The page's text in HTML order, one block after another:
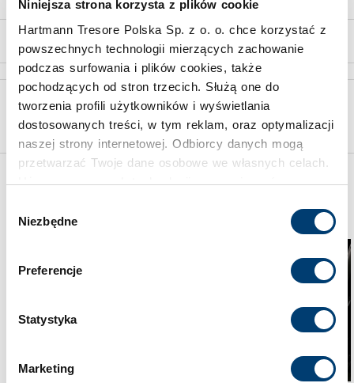
Niniejsza strona korzysta z plików cookie
Hartmann Tresore Polska Sp. z o. o. chce korzystać z
powszechnych technologii mierzących zachowanie
podczas surfowania i plików cookies, także
pochodzących od stron trzecich. Służą one do
tworzenia profili użytkowników i wyświetlania
dostosowanych treści, w tym reklam, oraz optymalizacji
naszej strony internetowej. Odbiorcy danych mogą
przetwarzać Twoje dane osobowe we własnych celach.
Używamy pewnych technologii w oparciu o równowagę
odrzucić i wycofać swoją zgodę w dowolnej chwili ze
wPolityce prywatności
Polityce wykorzystywania
zgody
Niezbędne
Preferencje
Statystyka
Marketing
Wybór właściwego sejfu skonsultuj ze specjalistą
Skorzystaj z bezpłatnej wyceny